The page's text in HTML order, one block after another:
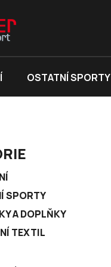
OSTATNÍ SPORTY
SPORTY
A DOPLŇKY
TEXTIL